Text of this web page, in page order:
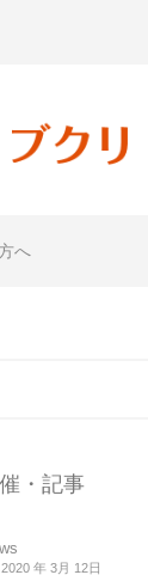
へ
・記事
2020 年 3月 12日